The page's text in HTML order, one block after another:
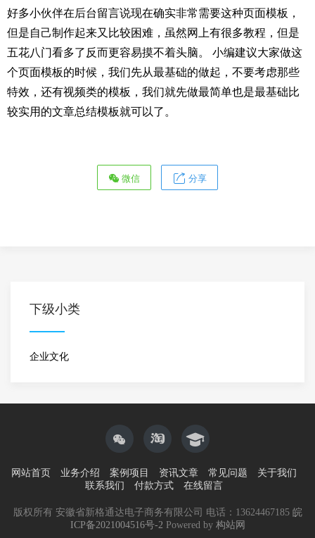
好多小伙伴在后台留言说现在确实非常需要这种页面模板，
但是自己制作起来又比较困难，虽然网上有很多教程，但是
五花八门看多了反而更容易摸不着头脑。 小编建议大家做这
个页面模板的时候，我们先从最基础的做起，不要考虑那些
特效，还有视频类的模板，我们就先做最简单也是最基础比
较实用的文章总结模板就可以了。
微信 分享
下级小类
企业文化
网站首页 业务介绍 案例项目 资讯文章 常见问题
关于我们
联系我们
付款方式 在线留言
版权所有 安徽省新格通达电子商务有限公司 电话：13624467185 皖
ICP备2021004516号-2Powered by 构站网